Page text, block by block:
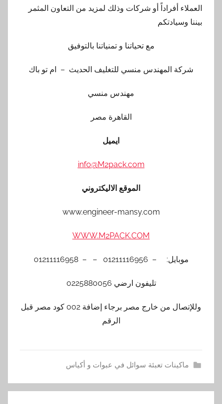
العملاء أفراداً أو شركات وذلك لمزيد من التعاون المثمر
بيننا وسيادتكم
مع تحياتنا و تمنياتنا بالتوفيق
شركة المهندس منسي للتغليف الحديث – ام تو باك
مهندس منسي
القاهرة مصر
ايميل
info@M2pack.com
الموقع الاليكتروني
www.engineer-mansy.com
WWW.M2PACK.COM
موبايل: – 01211116956 – – 01211116958
تليفون ارضي 0225880056
وللإتصال من خارج مصر برجاء إضافة 002 كود مصر قبل
الرقم
ماكينات تعبئة سوائل في عبوات و أكياس
m